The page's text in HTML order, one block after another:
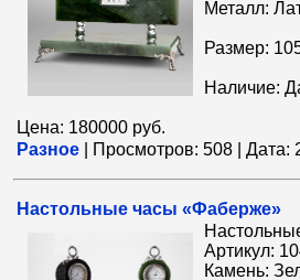
Металл:
Размер:
Наличие:
Цена: 180000 руб.
Разное
Просмотров: 508 Дата:
Настольные часы «Фаберже»
Артикул:
Камень: